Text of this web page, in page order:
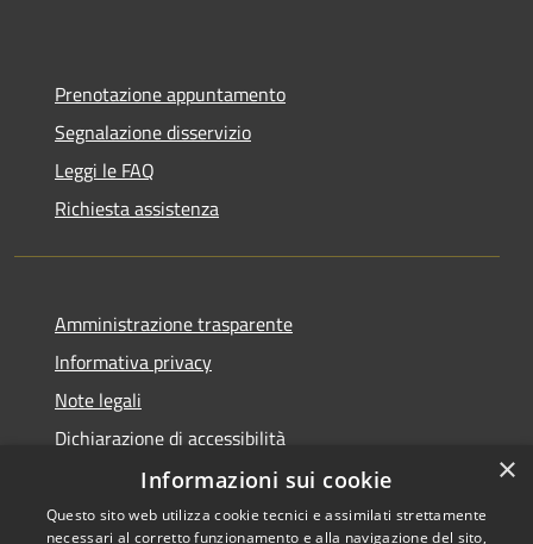
Prenotazione appuntamento
Segnalazione disservizio
Leggi le FAQ
Richiesta assistenza
Amministrazione trasparente
Informativa privacy
Note legali
Dichiarazione di accessibilità
×
Informazioni sui cookie
Questo sito web utilizza cookie tecnici e assimilati strettamente
necessari al corretto funzionamento e alla navigazione del sito,